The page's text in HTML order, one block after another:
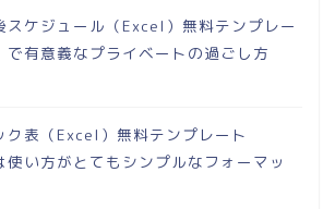
スケジュール（Excel）無料テンプレー
で有意義なプライベートの過ごし方
ク表（Excel）無料テンプレート
使い方がとてもシンプルなフォーマッ